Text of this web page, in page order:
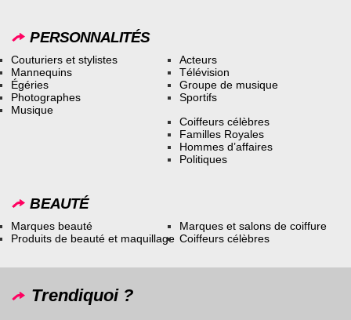
PERSONNALITÉS
Couturiers et stylistes
Mannequins
Égéries
Photographes
Musique
Acteurs
Télévision
Groupe de musique
Sportifs
Coiffeurs célèbres
Familles Royales
Hommes d’affaires
Politiques
BEAUTÉ
Marques beauté
Produits de beauté et maquillage
Marques et salons de coiffure
Coiffeurs célèbres
Trendiquoi ?